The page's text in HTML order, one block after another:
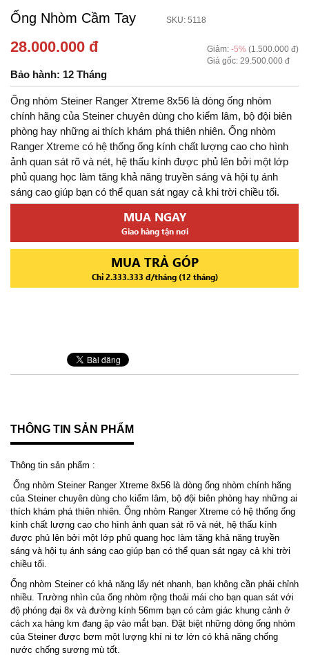
Ống Nhòm Cầm Tay SKU: 5118
28.000.000 đ Giảm: -5% (1.500.000 đ)
Giá gốc: 29.500.000 đ
Bảo hành: 12 Tháng
Ống nhòm Steiner Ranger Xtreme 8x56 là dòng ống nhòm
chính hãng của Steiner chuyên dùng cho kiểm lâm, bộ đội biên
phòng hay những ai thích khám phá thiên nhiên. Ống nhòm
Ranger Xtreme có hệ thống ống kính chất lượng cao cho hình
ảnh quan sát rõ và nét, hệ thấu kính được phủ lên bởi một lớp
phủ quang học làm tăng khả năng truyền sáng và hội tụ ánh
sáng cao giúp bạn có thể quan sát ngay cả khi trời chiều tối.
MUA NGAY
Giao hàng tận nơi
MUA TRẢ GÓP
Chỉ 2.333.333 đ/tháng (12 tháng)
THÔNG TIN SẢN PHẨM
Thông tin sản phẩm :
Ống nhòm Steiner Ranger Xtreme 8x56 là dòng ống nhòm chính hãng
của Steiner chuyên dùng cho kiểm lâm, bộ đội biên phòng hay những ai
thích khám phá thiên nhiên. Ống nhòm Ranger Xtreme có hệ thống ống
kính chất lượng cao cho hình ảnh quan sát rõ và nét, hệ thấu kính
được phủ lên bởi một lớp phủ quang học làm tăng khả năng truyền
sáng và hội tụ ánh sáng cao giúp bạn có thể quan sát ngay cả khi trời
chiều tối.
Ống nhòm Steiner có khả năng lấy nét nhanh, bạn không cần phải chỉnh
nhiều. Trường nhìn của ống nhòm rộng thoải mái cho bạn quan sát với
độ phóng đại 8x và đường kính 56mm bạn có cảm giác khung cảnh ở
cách xa hàng km đang ập vào mắt bạn. Đặt biệt những dòng ống nhòm
của Steiner được bơm một lượng khí ni tơ lớn có khả năng chống
nước chống sương mù tốt.